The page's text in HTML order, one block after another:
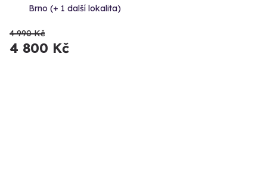
Brno (+ 1 další lokalita)
4 990 Kč
4 800 Kč